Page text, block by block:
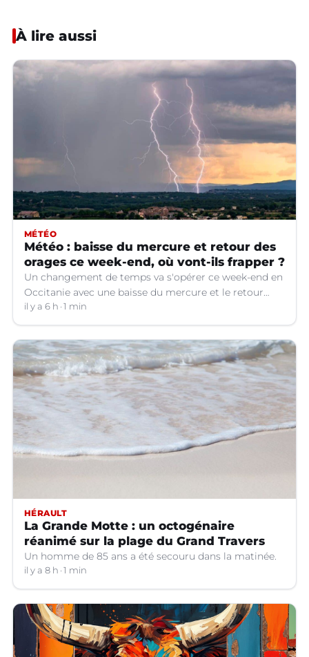
À lire aussi
MÉTÉO
Météo : baisse du mercure et retour des
orages ce week-end, où vont-ils frapper ?
Un changement de temps va s'opérer ce week-end en
Occitanie avec une baisse du mercure et le retour
d'orages dans certains départements.
il y a 6 h 1 min
HÉRAULT
La Grande Motte : un octogénaire
réanimé sur la plage du Grand Travers
Un homme de 85 ans a été secouru dans la matinée.
il y a 8 h 1 min